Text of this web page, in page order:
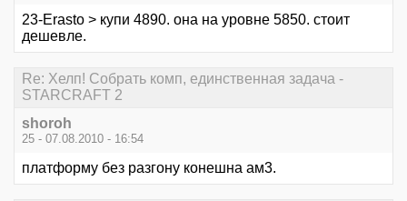
23-Erasto > купи 4890. она на уровне 5850. стоит
дешевле.
Re: Хелп! Собрать комп, единственная задача -
STARCRAFT 2
shoroh
25 - 07.08.2010 - 16:54
платформу без разгону конешна ам3.